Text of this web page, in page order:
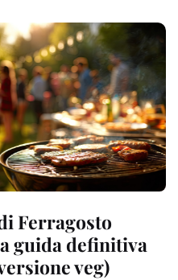
Ferragosto
guida definitiva
veg)